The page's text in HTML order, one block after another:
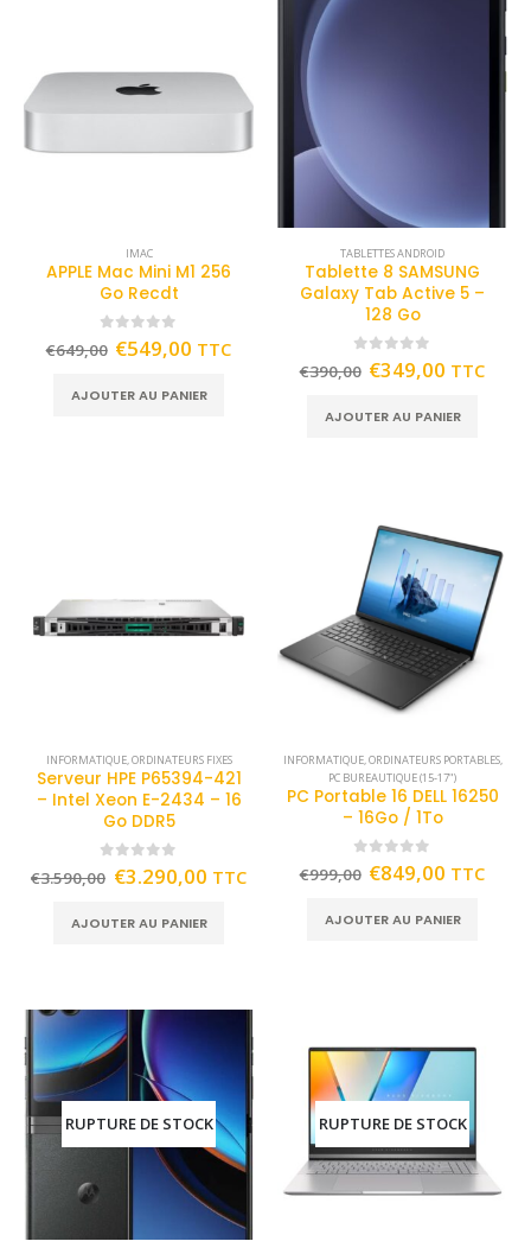
IMAC
APPLE Mac Mini M1 256
Go Recdt
out of 5
€649,00 €549,00 TTC
AJOUTER AU PANIER
TABLETTES ANDROID
Tablette 8 SAMSUNG
Galaxy Tab Active 5 –
128 Go
out of 5
€390,00 €349,00 TTC
AJOUTER AU PANIER
INFORMATIQUE,ORDINATEURS FIXES
Serveur HPE P65394-421
– Intel Xeon E-2434 – 16
Go DDR5
out of 5
€3.590,00 €3.290,00 TTC
AJOUTER AU PANIER
INFORMATIQUE,ORDINATEURS PORTABLES,
PC BUREAUTIQUE (15-17")
PC Portable 16 DELL 16250
– 16Go / 1To
out of 5
€999,00 €849,00 TTC
AJOUTER AU PANIER
RUPTURE DE STOCK RUPTURE DE STOCK